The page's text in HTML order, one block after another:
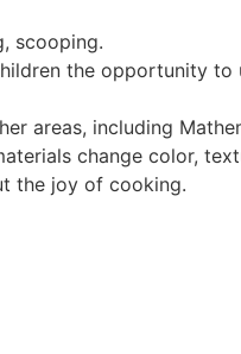
scooping.
the opportunity
areas, including
change color,
the joy of cooking.